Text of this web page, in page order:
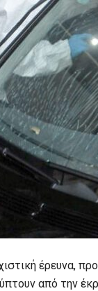
έρευνα,
από την